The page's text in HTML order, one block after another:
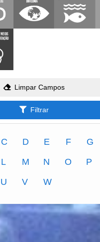
Limpar Campos
Filtrar
C D E F G
L M N O P
U V W